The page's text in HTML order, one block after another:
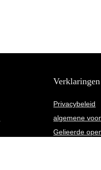
Verklaringen
Privacybeleid
algemene
Gelieerde